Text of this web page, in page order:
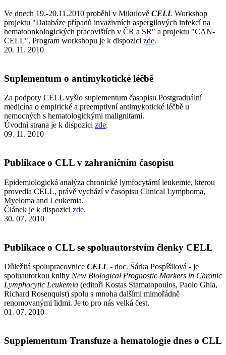
Ve dnech 19.-20.11.2010 proběhl v Mikulově CELL Workshop
projektu "Databáze případů invazivních aspergilových infekcí na
hematoonkologických pracovištích v ČR a SR" a projektu "CAN-
CELL". Program workshopu je k dispozici zde.
20. 11. 2010
Suplementum o antimykotické léčbě
Za podpory CELL vyšlo suplementum časopisu Postgraduální
medicína o empirické a preemptivní antimykotické léčbě u
nemocných s hematologickými malignitami.
Úvodní strana je k dispozici zde.
09. 11. 2010
Publikace o CLL v zahraničním časopisu
Epidemiologická analýza chronické lymfocytární leukemie, kterou
provedla CELL, právě vychází v časopisu Clinical Lymphoma,
Myeloma and Leukemia.
Článek je k dispozici zde.
30. 07. 2010
Publikace o CLL se spoluautorstvím členky CELL
Důležitá spolupracovnice CELL - doc. Šárka Pospíšilová - je
spoluautorkou knihy New Biological Prognostic Markers in Chronic
Lymphocytic Leukemia (editoři Kostas Stamatopoulos, Paolo Ghia,
Richard Rosenquist) spolu s mnoha dalšími mimořádně
renomovanými lidmi. Je to pro nás velká čest.
01. 07. 2010
Supplementum Transfuze a hematologie dnes o CLL